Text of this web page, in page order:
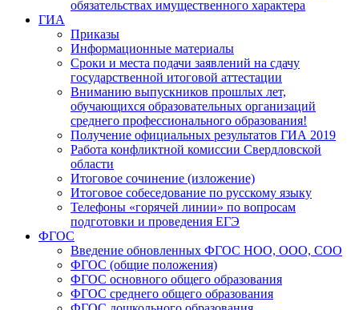
обязательствах имущественного характера
ГИА
Приказы
Информационные материалы
Сроки и места подачи заявлений на сдачу
государственной итоговой аттестации
Вниманию выпускников прошлых лет,
обучающихся образовательных организаций
среднего профессионального образования!
Получение официальных результатов ГИА 2019
Работа конфликтной комиссии Свердловской
области
Итоговое сочинение (изложение)
Итоговое собеседование по русскому языку
Телефоны «горячей линии» по вопросам
подготовки и проведения ЕГЭ
ФГОС
Введение обновленных ФГОС НОО, ООО, СОО
ФГОС (общие положения)
ФГОС основного общего образования
ФГОС среднего общего образования